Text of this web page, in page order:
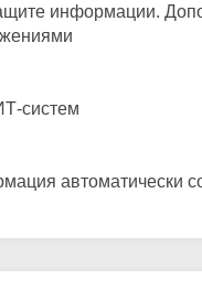
информации.
систем
автоматически